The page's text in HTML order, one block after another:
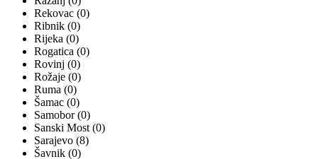
Rekovac (0)
Ribnik (0)
Rijeka (0)
Rogatica (0)
Rovinj (0)
Rožaje (0)
Ruma (0)
Šamac (0)
Samobor (0)
Sanski Most (0)
Sarajevo (8)
Šavnik (0)